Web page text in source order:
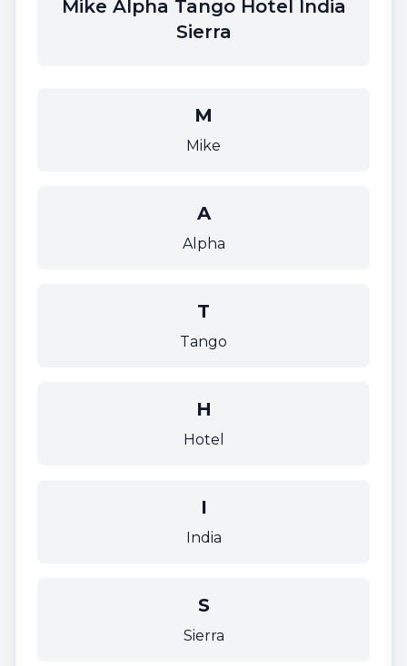
Mike Alpha Tango Hotel India
Sierra
M
Mike
A
Alpha
T
Tango
H
Hotel
I
India
S
Sierra